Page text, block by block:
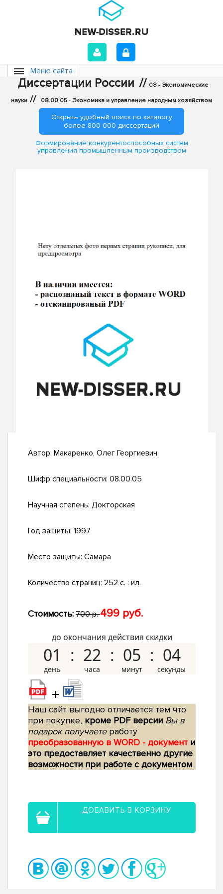
Меню сайта
Диссертации России // 08 - Экономические
науки // 08.00.05 - Экономика и управление народным хозяйством
Открыть удобный поиск по каталогу
более 800 000 диссертаций
Формирование конкурентоспособных систем
управления промышленным производством
Автор: Макаренко, Олег Георгиевич
Шифр специальности: 08.00.05
Научная степень: Докторская
Год защиты: 1997
Место защиты: Самара
Количество страниц: 252 с. : ил.
Стоимость: 700 р.499 руб.
до окончания действия скидки
01 22 05 03
+
Наш сайт выгодно отличается тем что
при покупке, кроме PDF версии Вы в
подарок получаетеработу
преобразованную в WORD - документ и
это предоставляет качественно другие
возможности при работе с документом
ДОБАВИТЬ В КОРЗИНУ